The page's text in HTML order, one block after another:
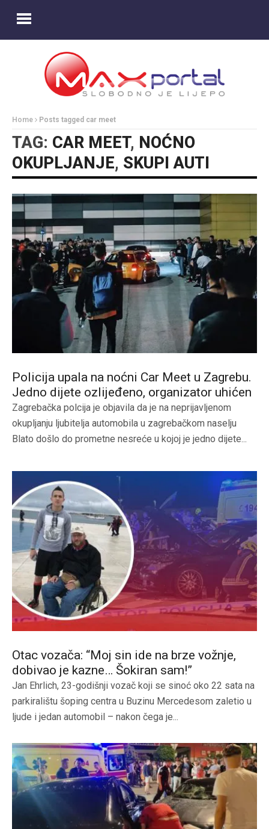
Home Posts tagged car meet
TAG: CAR MEET, NOĆNO
OKUPLJANJE, SKUPI AUTI
Policija upala na noćni Car Meet u Zagrebu.
Jedno dijete ozlijeđeno, organizator uhićen
Zagrebačka polcija je objavila da je na neprijavljenom
okupljanju ljubitelja automobila u zagrebačkom naselju
Blato došlo do prometne nesreće u kojoj je jedno dijete...
Otac vozača: “Moj sin ide na brze vožnje,
dobivao je kazne… Šokiran sam!”
Jan Ehrlich, 23-godišnji vozač koji se sinoć oko 22 sata na
parkiralištu šoping centra u Buzinu Mercedesom zaletio u
ljude i jedan automobil – nakon čega je...